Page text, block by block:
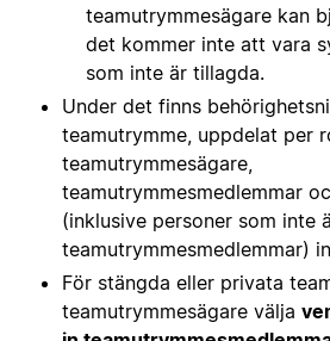
teamutrymmesägare kan
det kommer inte att vara
som inte är tillagda.
Under det finns
teamutrymme, uppdelat per
teamutrymmesägare,
teamutrymmesmedlemmar
(inklusive personer som inte
teamutrymmesmedlemmar)
För stängda eller privata
teamutrymmesägare välja